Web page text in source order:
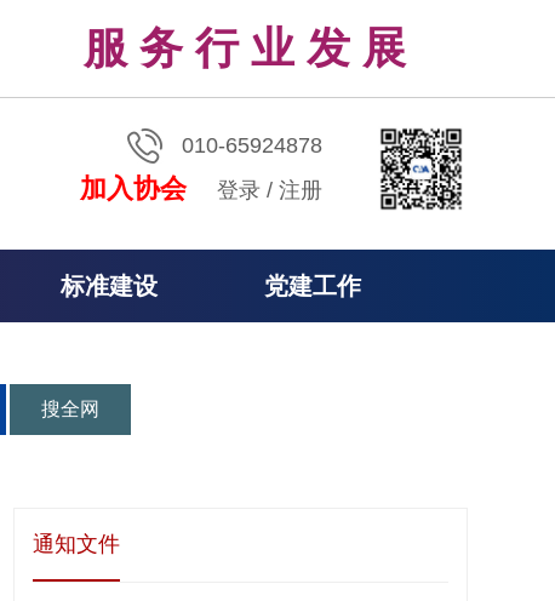
务 行 业 发 展
010-65924878
加入协会 登录 / 注册
标准建设 党建工作
搜全网
通知文件